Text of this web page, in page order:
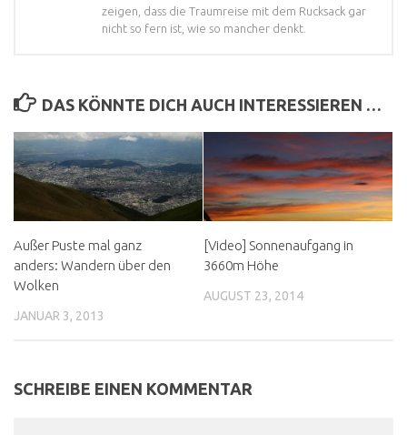
zeigen, dass die Traumreise mit dem Rucksack gar
nicht so fern ist, wie so mancher denkt.
DAS KÖNNTE DICH AUCH INTERESSIEREN …
Außer Puste mal ganz
anders: Wandern über den
Wolken
JANUAR 3, 2013
[Video] Sonnenaufgang in
3660m Höhe
AUGUST 23, 2014
SCHREIBE EINEN KOMMENTAR